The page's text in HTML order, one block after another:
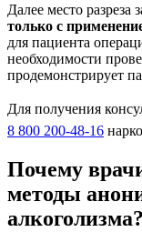
Далее место разреза
только с
для пациента
необходимости
продемонстрирует
Для получения
8 800 200-48-16
Почему
методы
алкоголизма?